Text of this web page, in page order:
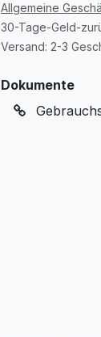
Allgemeine
30-Tage-Geld-
Versand: 2-3
Dokumente